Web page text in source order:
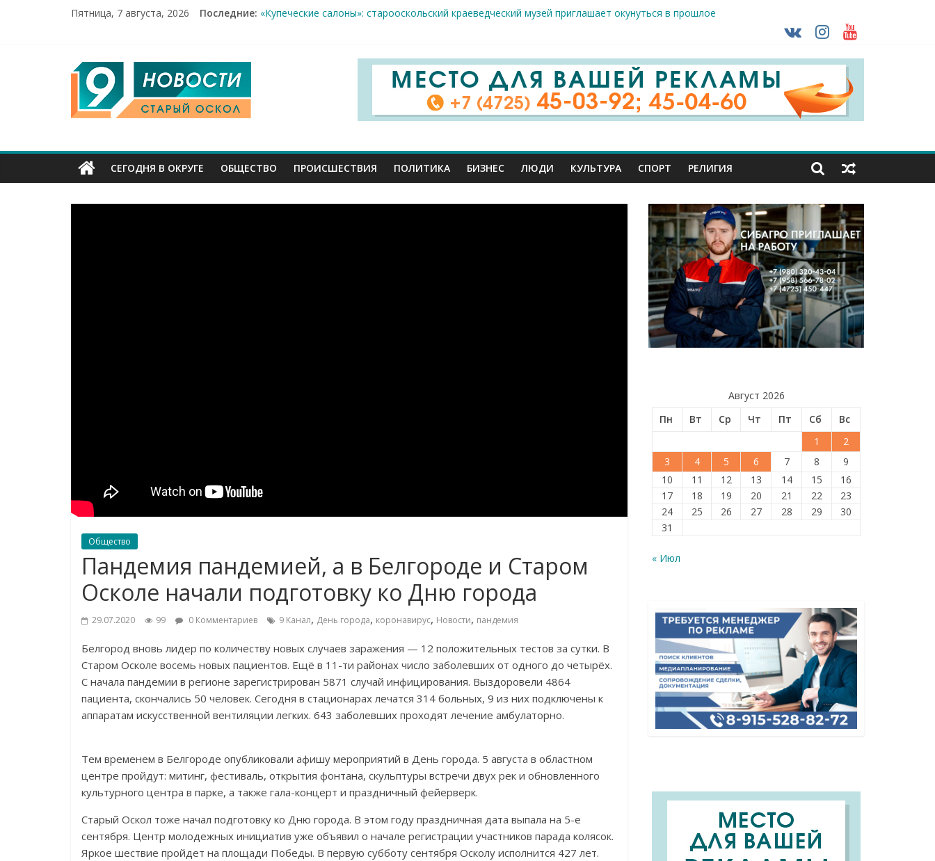
Пятница, 7 августа, 2026 Последние: «Купеческие салоны»: старооскольский краеведческий музей приглашает окунуться в прошлое
100%-я раскрываемость особо тяжких преступлений: в Старооскольском отделе СК подвели итоги первого полугодия
Новое сердце: старооскольский тренер Георгий Золотых нуждается в срочной трансплантации
Рейд по местам несанкционированной торговли: что и где можно продавать без штрафа?
9
Канал
Старый
Оскол
СЕГОДНЯ В ОКРУГЕ ОБЩЕСТВО ПРОИСШЕСТВИЯ ПОЛИТИКА БИЗНЕС ЛЮДИ КУЛЬТУРА СПОРТ РЕЛИГИЯ
Общество
Пандемия пандемией, а в Белгороде и Старом
Осколе начали подготовку ко Дню города
29.07.2020 99 0 Комментариев 9 Канал, День города, коронавирус, Новости, пандемия
Белгород вновь лидер по количеству новых случаев заражения — 12 положительных тестов за сутки. В
Старом Осколе восемь новых пациентов. Ещё в 11-ти районах число заболевших от одного до четырёх.
С начала пандемии в регионе зарегистрирован 5871 случай инфицирования. Выздоровели 4864
пациента, скончались 50 человек. Сегодня в стационарах лечатся 314 больных, 9 из них подключены к
аппаратам искусственной вентиляции легких. 643 заболевших проходят лечение амбулаторно.
Тем временем в Белгороде опубликовали афишу мероприятий в День города. 5 августа в областном
центре пройдут: митинг, фестиваль, открытия фонтана, скульптуры встречи двух рек и обновленного
культурного центра в парке, а также гала-концерт и праздничный фейерверк.
Старый Оскол тоже начал подготовку ко Дню города. В этом году праздничная дата выпала на 5-е
сентября. Центр молодежных инициатив уже объявил о начале регистрации участников парада колясок.
Яркое шествие пройдет на площади Победы. В первую субботу сентября Осколу исполнится 427 лет.
Август 2026
Пн
Вт Ср Чт Пт Сб
Вс
1
2
3
4 5 6 7 8
9
10
11 12 13 14 15
16
17
18 19 20 21 22
23
24
25 26 27 28 29
30
31
« Июл